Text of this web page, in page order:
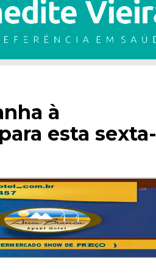
à
esta sexta-